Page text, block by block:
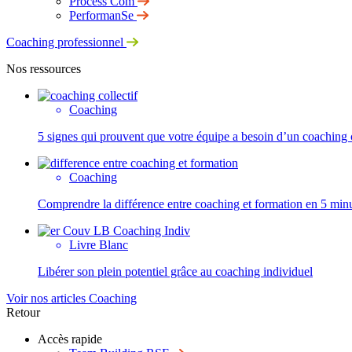
PerformanSe
Coaching professionnel
Nos ressources
Coaching
5 signes qui prouvent que votre équipe a besoin d’un
Coaching
Comprendre la différence entre coaching et formation en 5
Livre Blanc
Libérer son plein potentiel grâce au coaching individuel
Voir nos articles Coaching
Retour
Accès rapide